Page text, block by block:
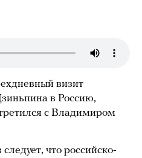
визит
в Россию,
с Владимиром
что российско-